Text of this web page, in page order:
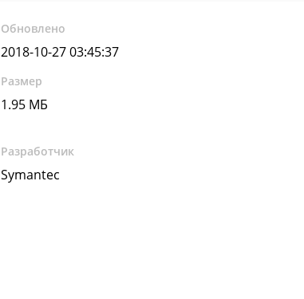
Обновлено
2018-10-27 03:45:37
Размер
1.95 МБ
Разработчик
Symantec